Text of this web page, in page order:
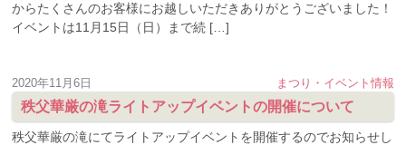
からたくさんのお客様にお越しいただきありがとうございました！
イベントは11月15日（日）まで続 […]
まつり・イベント情報
2020年11月6日
秩父華厳の滝ライトアップイベントの開催について
秩父華厳の滝にてライトアップイベントを開催するのでお知らせし